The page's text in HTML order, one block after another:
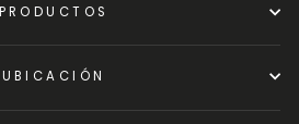
PRODUCTOS
UBICACIÓN